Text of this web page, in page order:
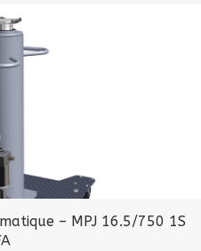
– MPJ 16.5/750 1S